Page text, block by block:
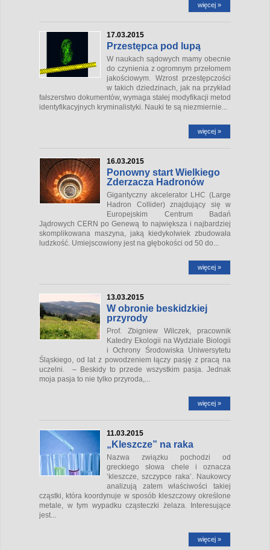
więcej »
17.03.2015
Przestępca pod lupą
W naukach sądowych mamy obecnie
do czynienia z ogromnym przełomem
jakościowym. Wzrost przestępczości
w takich dziedzinach, jak na przykład
fałszerstwo dokumentów, wymaga stałej modyfikacji metod
identyfikacyjnych kryminalistyki. Nauki te są niezmiernie...
więcej »
16.03.2015
Ponowny start Wielkiego
Zderzacza Hadronów
Gigantyczny akcelerator LHC (Large
Hadron Collider) znajdujący się w
Europejskim Centrum Badań
Jądrowych CERN po Genewą to największa i najbardziej
skomplikowana maszyna, jaką kiedykolwiek zbudowała
ludzkość. Umiejscowiony jest na głębokości od 50 do...
więcej »
13.03.2015
W obronie beskidzkiej
przyrody
Prof. Zbigniew Wilczek, pracownik
Katedry Ekologii na Wydziale Biologii
i Ochrony Środowiska Uniwersytetu
Śląskiego, od lat z powodzeniem łączy pasję z pracą na
uczelni. – Beskidy to przede wszystkim pasja. Jednak
moja pasja to nie tylko przyroda,...
więcej »
11.03.2015
„Kleszcze” na raka
Nazwa związku pochodzi od
greckiego słowa chele i oznacza
‘kleszcze, szczypce raka’. Naukowcy
analizują zatem właściwości takiej
cząstki, która koordynuje w sposób kleszczowy określone
metale, w tym wypadku cząsteczki żelaza. Interesujące
jest...
więcej »